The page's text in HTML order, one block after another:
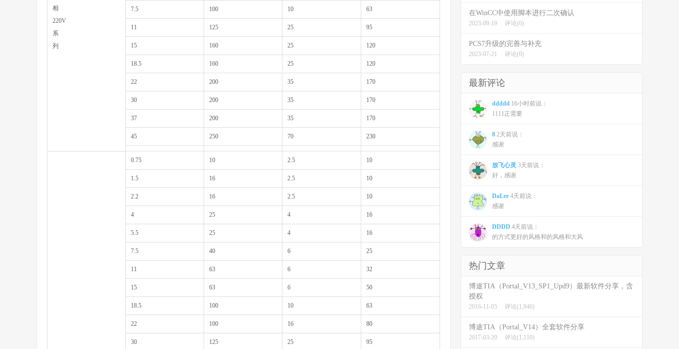
相
220V
系
列
7.5 100 10 63
11 125 25 95
15 160 25 120
18.5 160 25 120
22 200 35 170
30 200 35 170
37 200 35 170
45 250 70 230
0.75 10 2.5 10
1.5 16 2.5 10
2.2 16 2.5 10
4 25 4 16
5.5 25 4 16
7.5 40 6 25
11 63 6 32
15 63 6 50
18.5 100 10 63
22 100 16 80
30 125 25 95
在WinCC中使用脚本进行二次确认
2023-09-19 评论(0)
PCS7升级的完善与补充
2023-07-21 评论(0)
最新评论
ddddd 16小时前说：
1111正需要
8 2天前说：
感谢
放飞心灵 3天前说：
好，感谢
DaLee 4天前说：
感谢
DDDD 4天前说：
的方式更好的风格和的风格和大风
热门文章
博途TIA（Portal_V13_SP1_Upd9）最新软件分享，含
授权
2016-11-05 评论(1,946)
博途TIA（Portal_V14）全套软件分享
2017-03-20 评论(1,110)